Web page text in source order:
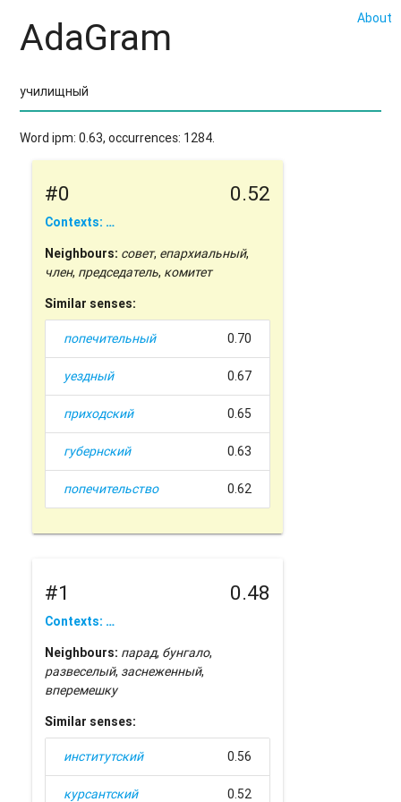
About
AdaGram
Word ipm: 0.63, occurrences: 1284.
#0 0.52
Contexts: …
Neighbours: совет, епархиальный,
член, председатель, комитет
Similar senses:
попечительный 0.70
уездный 0.67
приходский 0.65
губернский 0.63
попечительство 0.62
#1 0.48
Contexts: …
Neighbours: парад, бунгало,
развеселый, заснеженный,
вперемешку
Similar senses:
институтский 0.56
курсантский 0.52